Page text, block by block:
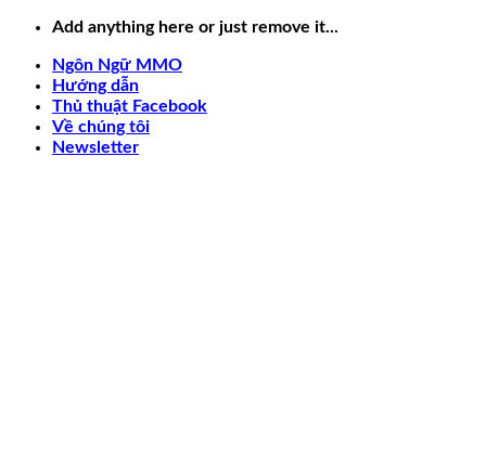
Skip
content
Add anything here or just remove it...
Ngôn Ngữ MMO
Hướng dẫn
Thủ thuật Facebook
Về chúng tôi
Newsletter